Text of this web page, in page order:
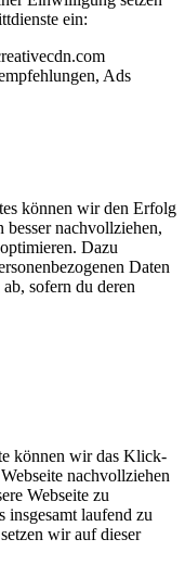
ein:
Ads
können wir den Erfolg
besser nachvollziehen,
Dazu
Daten
sofern du deren
können wir das Klick-
nachvollziehen
Webseite zu
insgesamt laufend zu
wir auf dieser